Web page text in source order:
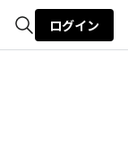
ログイン